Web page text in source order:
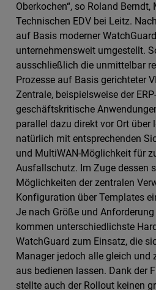
Oberkochen“, so Roland Berndt,
Technischen EDV bei Leitz.
auf Basis moderner
unternehmensweit umgestellt.
ausschließlich die unmittelbar
Prozesse auf Basis gerichteter
Zentrale, beispielsweise der
geschäftskritische
parallel dazu direkt vor Ort über
natürlich mit entsprechenden
und MultiWAN-Möglichkeit für
Ausfallschutz. Im Zuge dessen
Möglichkeiten der zentralen
Konfiguration über Templates
Je nach Größe und
kommen unterschiedlichste
WatchGuard zum Einsatz, die
Manager jedoch alle gleich und
aus bedienen lassen. Dank der
stellte auch der Rollout keinen